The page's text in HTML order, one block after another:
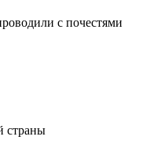
с почестями
страны